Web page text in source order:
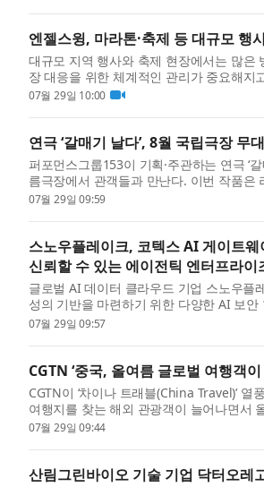
엔젤스윙, 마라톤·축제 등 대규모 행
대규모 지역 행사와 축제 현장에서는 많은
장 대응을 위한 체계적인 관리가 중요해
되는 환경에서는 실시간 현장 상황 파악과
07월 29일 10:00
연극 ‘갈매기 날다’, 8월 국립극장 무
퍼포먼스그룹153이 기획·주관하는 연극 ‘
름극장에서 관객들과 만난다. 이번 작품
인 ‘갈매기(The Seagull)’를 원작으로 한다
07월 29일 09:59
스노우플레이크, 코텍스 AI 게이트
신뢰할 수 있는 에이전틱 엔터프라이
글로벌 AI 데이터 클라우드 기업 스노우
성의 기반을 마련하기 위한 다양한 AI 보
예정인 ‘코텍스 AI 게이트웨이(Cortex AI
07월 29일 09:57
CGTN ‘중국, 올여름 글로벌 여행객
CGTN이 ‘차이나 트래블(China Travel)’
여행지를 찾는 해외 관광객이 늘어나면서
며, 중국 정부의 비자 편의 확대 정책과 외
07월 29일 09:44
산림그린바이오 기술 기업 닥터오레